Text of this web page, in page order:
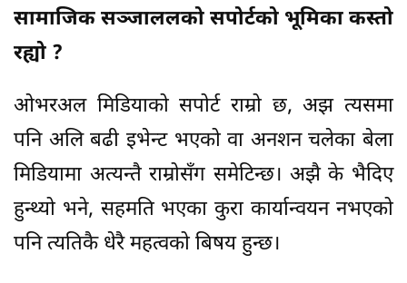
सामाजिक सञ्जाललको सपोर्टको भूमिका कस्तो
रह्यो ?
ओभरअल मिडियाको सपोर्ट राम्रो छ, अझ त्यसमा
पनि अलि बढी इभेन्ट भएको वा अनशन चलेका बेला
मिडियामा अत्यन्तै राम्रोसँग समेटिन्छ। अझै के भैदिए
हुन्थ्यो भने, सहमति भएका कुरा कार्यान्वयन नभएको
पनि त्यतिकै धेरै महत्वको बिषय हुन्छ।